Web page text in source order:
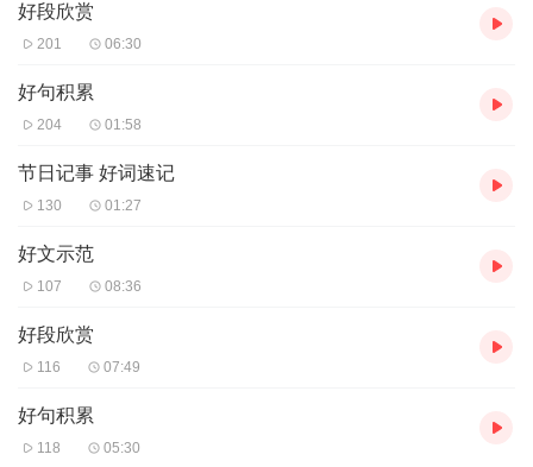
好段欣赏
201 06:30
好句积累
204 01:58
节日记事 好词速记
130 01:27
好文示范
107 08:36
好段欣赏
116 07:49
好句积累
118 05:30